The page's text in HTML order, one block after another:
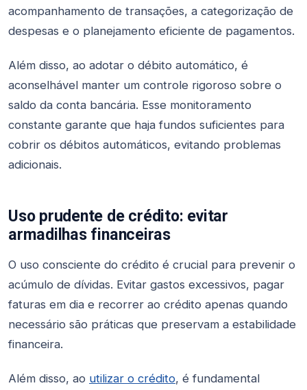
acompanhamento de transações, a categorização de
despesas e o planejamento eficiente de pagamentos.
Além disso, ao adotar o débito automático, é
aconselhável manter um controle rigoroso sobre o
saldo da conta bancária. Esse monitoramento
constante garante que haja fundos suficientes para
cobrir os débitos automáticos, evitando problemas
adicionais.
Uso prudente de crédito: evitar
armadilhas financeiras
O uso consciente do crédito é crucial para prevenir o
acúmulo de dívidas. Evitar gastos excessivos, pagar
faturas em dia e recorrer ao crédito apenas quando
necessário são práticas que preservam a estabilidade
financeira.
Além disso, ao utilizar o crédito, é fundamental